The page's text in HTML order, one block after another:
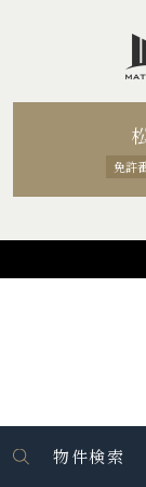
免許
物件検索